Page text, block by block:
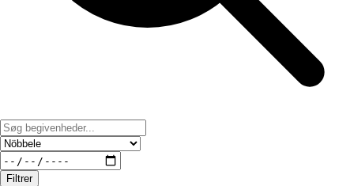
Filtrer